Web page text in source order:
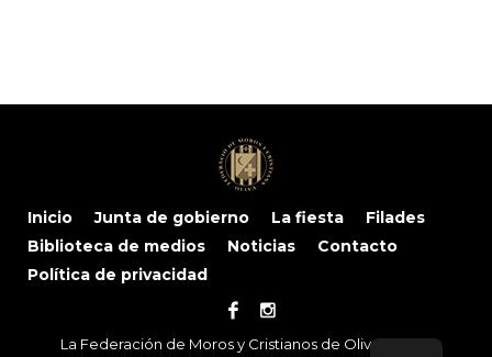
Inicio Junta de gobierno La fiesta
Filades
Biblioteca de medios
Noticias
Contacto
Política de privacidad
La Federación de Moros y Cristianos de Oliva © 2024